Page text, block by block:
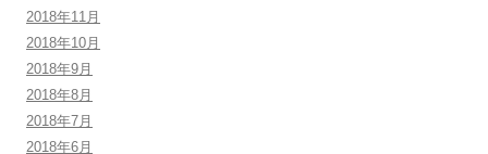
2018年11月
2018年10月
2018年9月
2018年8月
2018年7月
2018年6月